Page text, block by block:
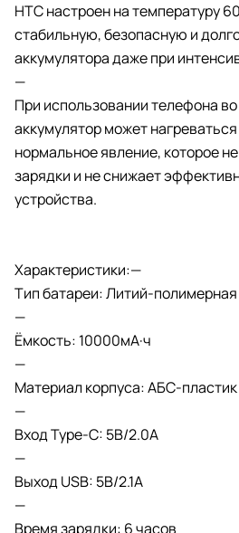
НТС настроен на температуру
стабильную, безопасную и
аккумулятора даже при
—
При использовании телефона
аккумулятор может
нормальное явление, которое
зарядки и не снижает
устройства.
Характеристики:—
Тип батареи: Литий-полимерная
—
Ёмкость: 10000мА·ч
—
Материал корпуса: АБС-пластик
—
Вход Type-C: 5В/2.0A
—
Выход USB: 5В/2.1A
—
Время зарядки: 6 часов